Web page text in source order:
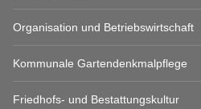
Organisation und Betriebswirtschaft
Kommunale Gartendenkmalpflege
Friedhofs- und Bestattungskultur